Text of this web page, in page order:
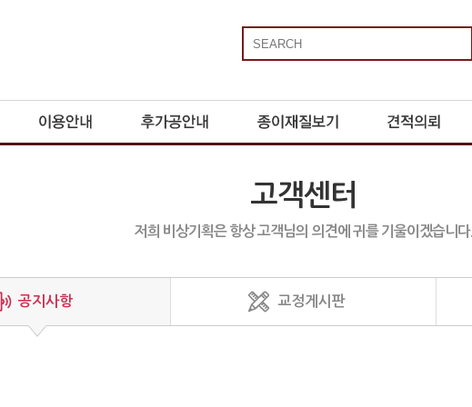
고객센터
저희 비상기획은 항상 고객님의 의견에 귀를 기울이겠습니다.
공지사항 교정게시판